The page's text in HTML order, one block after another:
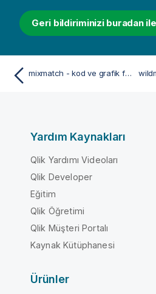
Geri bildiriminizi buradan
mixmatch - kod ve grafik fonksiyonu
Yardım Kaynakları
Qlik Yardımı Videoları
Qlik Developer
Eğitim
Qlik Öğretimi
Qlik Müşteri Portalı
Kaynak Kütüphanesi
Ürünler